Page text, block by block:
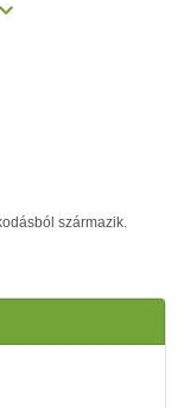
származik.